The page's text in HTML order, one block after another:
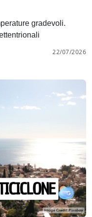
gradevoli.
22/07/2026